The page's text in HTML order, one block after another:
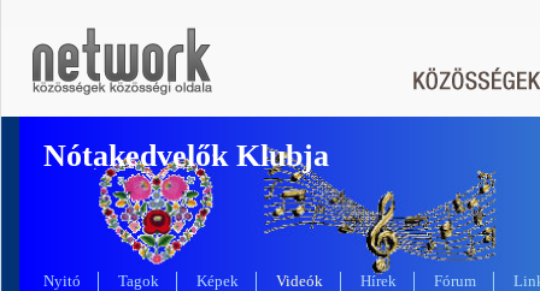
Nótakedvelők Klubja
Nyitó Tagok Képek Videók Hírek Fórum